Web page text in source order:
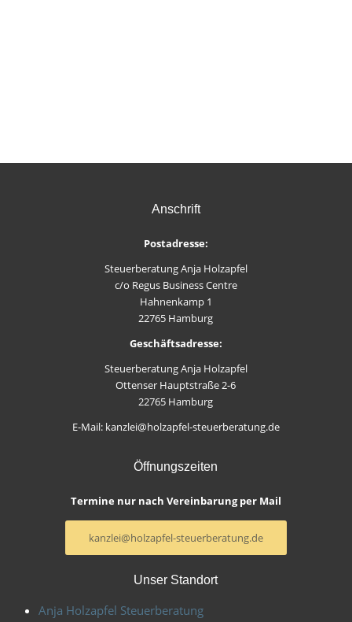
Anschrift
Postadresse:
Steuerberatung Anja Holzapfel
c/o Regus Business Centre
Hahnenkamp 1
22765 Hamburg
Geschäftsadresse:
Steuerberatung Anja Holzapfel
Ottenser Hauptstraße 2-6
22765 Hamburg
E-Mail: kanzlei@holzapfel-steuerberatung.de
Öffnungszeiten
Termine nur nach Vereinbarung per Mail
kanzlei@holzapfel-steuerberatung.de
Unser Standort
Anja Holzapfel Steuerberatung